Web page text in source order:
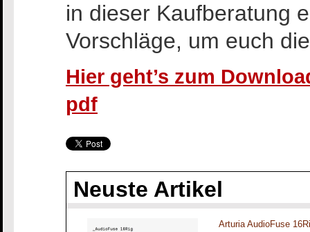
in dieser Kaufberatung
Vorschläge, um euch
Hier geht’s zum
pdf
Neuste Artikel
Arturia AudioFuse